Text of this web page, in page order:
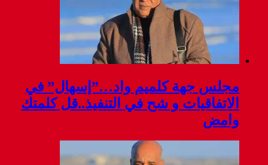
مجلس جهة كلميم واد…”إسهال” في
الاتفاقيات و شح في التنفيذ..قل كلمتك
وامض